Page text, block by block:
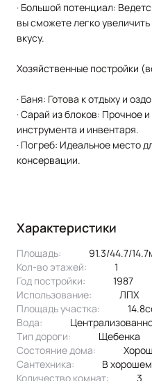
· Большой потенциал:
вы сможете легко
вкусу.
Хозяйственные постройки
· Баня: Готова к отдыху и
· Сарай из блоков: Прочное
инструмента и инвентаря.
· Погреб: Идеальное место
консервации.
Характеристики
Площадь:
91.3/44.7/
Кол-во этажей:
1
Год постройки:
1987
Использование:
ЛПХ
Площадь участка:
Вода:
Тип дороги:
щебенка
Состояние дома:
Сантехника:
в
Количество комнат:
3